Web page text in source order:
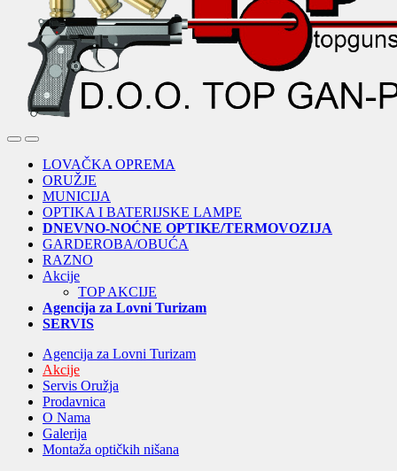
OpenClose
LOVAČKA OPREMA
ORUŽJE
MUNICIJA
OPTIKA I BATERIJSKE LAMPE
DNEVNO-NOĆNE OPTIKE/TERMOVOZIJA
GARDEROBA/OBUĆA
RAZNO
Akcije
TOP AKCIJE
Agencija za Lovni Turizam
SERVIS
Agencija za Lovni Turizam
Akcije
Servis Oružja
Prodavnica
O Nama
Galerija
Montaža optičkih nišana